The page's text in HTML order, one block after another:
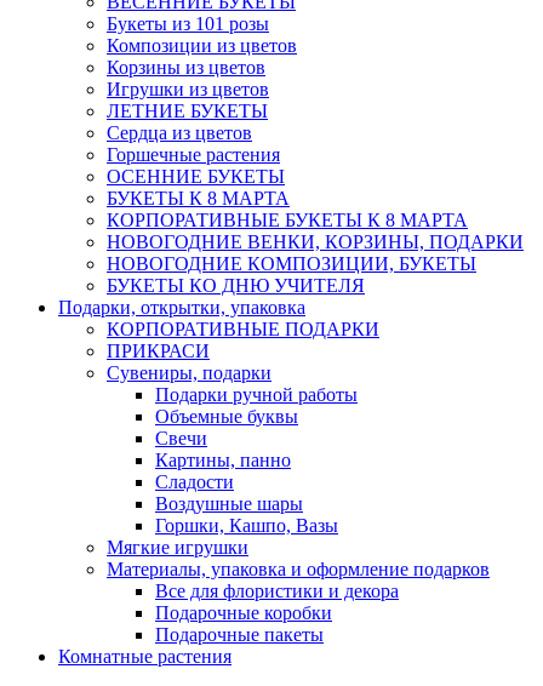
Букеты из 101 розы
Композиции из цветов
Корзины из цветов
Игрушки из цветов
ЛЕТНИЕ БУКЕТЫ
Сердца из цветов
Горшечные растения
ОСЕННИЕ БУКЕТЫ
БУКЕТЫ К 8 МАРТА
КОРПОРАТИВНЫЕ БУКЕТЫ К 8 МАРТА
НОВОГОДНИЕ ВЕНКИ, КОРЗИНЫ, ПОДАРКИ
НОВОГОДНИЕ КОМПОЗИЦИИ, БУКЕТЫ
БУКЕТЫ КО ДНЮ УЧИТЕЛЯ
Подарки, открытки, упаковка
КОРПОРАТИВНЫЕ ПОДАРКИ
ПРИКРАСИ
Сувениры, подарки
Подарки ручной работы
Объемные буквы
Свечи
Картины, панно
Сладости
Воздушные шары
Горшки, Кашпо, Вазы
Мягкие игрушки
Материалы, упаковка и оформление подарков
Все для флористики и декора
Подарочные коробки
Подарочные пакеты
Комнатные растения